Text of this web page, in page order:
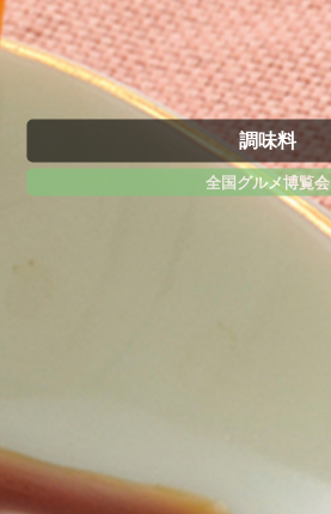
調味料
全国グルメ博覧会